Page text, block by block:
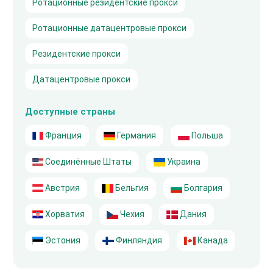
Ротационные резидентские прокси
Ротационные датацентровые прокси
Резидентские прокси
Датацентровые прокси
Доступные страны
Франция Германия Польша
Соединённые Штаты Украина
Австрия Бельгия Болгария
Хорватия Чехия Дания
Эстония Финляндия Канада